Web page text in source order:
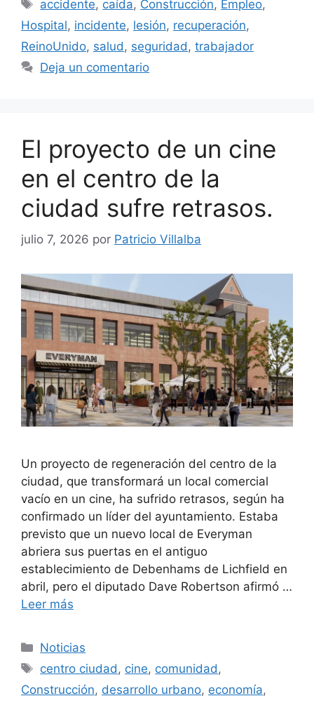
accidente, caída, Construcción, Empleo,
Hospital, incidente, lesión, recuperación,
ReinoUnido, salud, seguridad, trabajador
Deja un comentario
El proyecto de un cine
en el centro de la
ciudad sufre retrasos.
julio 7, 2026 por Patricio Villalba
Un proyecto de regeneración del centro de la
ciudad, que transformará un local comercial
vacío en un cine, ha sufrido retrasos, según ha
confirmado un líder del ayuntamiento. Estaba
previsto que un nuevo local de Everyman
abriera sus puertas en el antiguo
establecimiento de Debenhams de Lichfield en
abril, pero el diputado Dave Robertson afirmó …
Leer más
Categorías
Noticias
Etiquetas
centro ciudad, cine, comunidad,
Construcción, desarrollo urbano, economía,